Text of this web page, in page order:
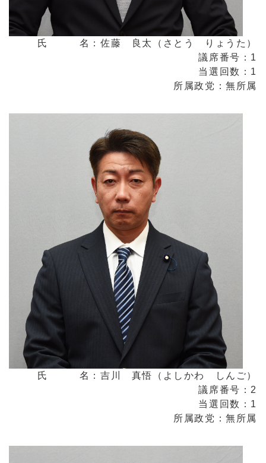
氏 名：佐藤 良太（さとう りょうた）
議席番号：1
当選回数：1
所属政党：無所属
氏 名：吉川 真悟（よしかわ しんご）
議席番号：2
当選回数：1
所属政党：無所属